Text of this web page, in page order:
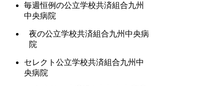
毎週恒例の公立学校共済組合九州
中央病院
夜の公立学校共済組合九州中央病
院
セレクト公立学校共済組合九州中
央病院